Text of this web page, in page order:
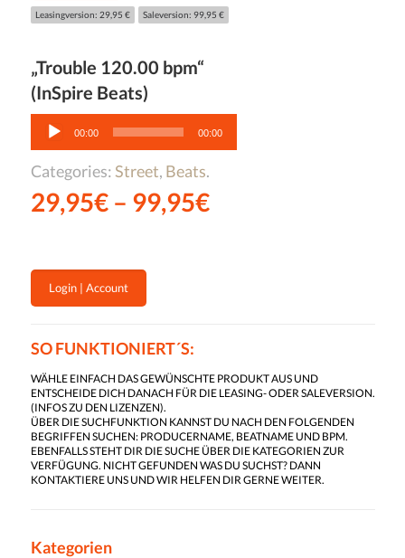
Leasingversion: 29,95 € Saleversion: 99,95 €
„Trouble 120.00 bpm“
(InSpire Beats)
Audio-
Player
00:00 00:00
Categories:Street, Beats.
29,95€– 99,95€
Login | Account
SO FUNKTIONIERT´S:
WÄHLE EINFACH DAS GEWÜNSCHTE PRODUKT AUS UND
ENTSCHEIDE DICH DANACH FÜR DIE LEASING- ODER SALEVERSION.
(INFOS ZU DEN LIZENZEN).
ÜBER DIE SUCHFUNKTION KANNST DU NACH DEN FOLGENDEN
BEGRIFFEN SUCHEN: PRODUCERNAME, BEATNAME UND BPM.
EBENFALLS STEHT DIR DIE SUCHE ÜBER DIE KATEGORIEN ZUR
VERFÜGUNG. NICHT GEFUNDEN WAS DU SUCHST? DANN
KONTAKTIERE UNS UND WIR HELFEN DIR GERNE WEITER.
Kategorien